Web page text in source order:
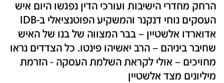
הרחק מחדרי הישיבות ועורכי הדין נפגשו היום איש
העסקים נוחי דנקנר והמשקיע הפוטנציאלי ב-IDB
אדוארדו אלשטיין – בבר המצווה של בנו של האיש
שחיבר ביניהם – הרב יאשיהו פינטו. כל הצדדים נראו
מחויכים – אולי לקראת השלמת העסקה - הזרמת
מיליונים מצד אלשטיין